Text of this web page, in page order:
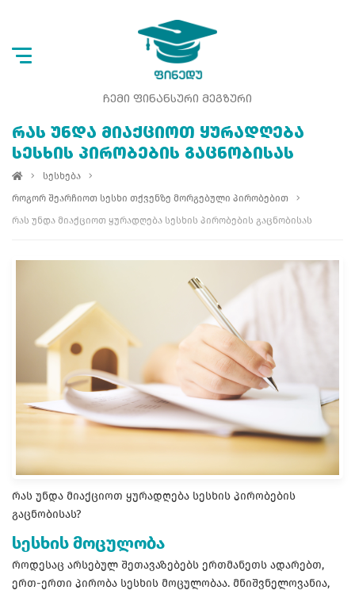
ᲩᲔᲛᲘ ᲤᲘᲜᲐᲜᲡᲣᲠᲘ ᲛᲔᲒᲖᲣᲠᲘ
ᲠᲐᲡ ᲣᲜᲓᲐ ᲛᲘᲐᲥᲪᲘᲝᲗ ᲧᲣᲠᲐᲓᲦᲔᲑᲐ
ᲡᲔᲡᲮᲘᲡ ᲞᲘᲠᲝᲑᲔᲑᲘᲡ ᲒᲐᲪᲜᲝᲑᲘᲡᲐᲡ
სესხება
როგორ შეარჩიოთ სესხი თქვენზე მორგებული პირობებით
რას უნდა მიაქციოთ ყურადღება სესხის პირობების გაცნობისას
რას უნდა მიაქციოთ ყურადღება სესხის პირობების
გაცნობისას?
სესხის მოცულობა
როდესაც არსებულ შეთავაზებებს ერთმანეთს ადარებთ,
ერთ-ერთი პირობა სესხის მოცულობაა. მნიშვნელოვანია,